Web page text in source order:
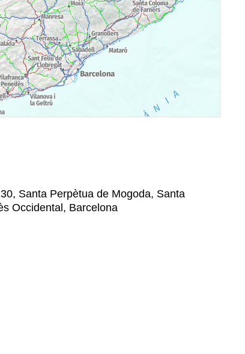
Santa Perpètua de Mogoda, Santa
Occidental, Barcelona